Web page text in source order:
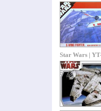
Star Wars |